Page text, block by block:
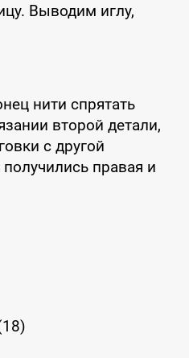
Выводим иглу,
нити спрятать
второй детали,
с другой
правая и